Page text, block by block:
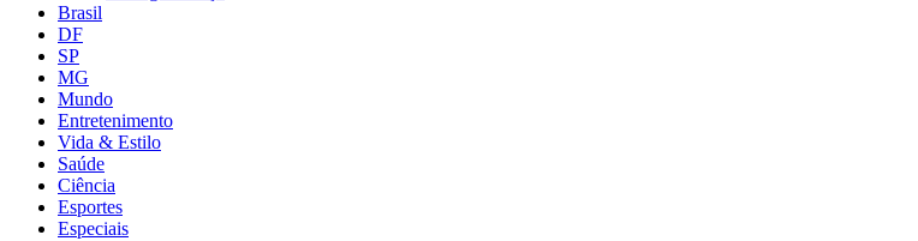
Brasil
DF
SP
MG
Mundo
Entretenimento
Vida & Estilo
Saúde
Ciência
Esportes
Especiais